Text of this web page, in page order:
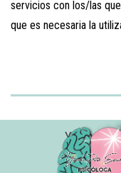
servicios con los/las
que es necesaria la
Yolanda
Psicóloga